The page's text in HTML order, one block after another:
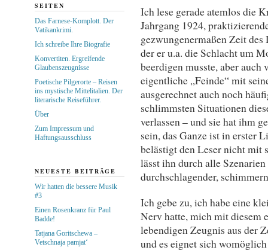
Ich lese gerade atemlos die
Jahrgang 1924,
gezwungenermaßen Zeit
der er u.a. die Schlacht um
beerdigen musste, aber auch
eigentliche „Feinde“ mit
ausgerechnet auch noch
schlimmsten Situationen
verlassen – und sie hat ihm
sein, das Ganze ist in erster
belästigt den Leser nicht mit
lässt ihn durch alle
durchschlagender,
Ich gebe zu, ich habe eine
Nerv hatte, mich mit diesem
lebendigen Zeugnis aus der
und es eignet sich
SEITEN
Das Farnese-Komplott. Der
Vatikankrimi.
Ich schreibe Ihre Biografie
Konvertiten. Ergreifende
Glaubenszeugnisse
Poetische Pilgerorte – Reisen
ins mystische Mittelitalien. Der
literarische Reiseführer.
Über
Zum Impressum und
Haftungsausschluss
NEUESTE BEITRÄGE
Wir hatten die bessere Musik
#3
Einen Rosenkranz für Paul
Badde!
Tatjana Goritschewa –
Vetschnaja pamjat‘